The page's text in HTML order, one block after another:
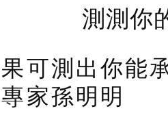
測測你
可測出你能
家孫明明